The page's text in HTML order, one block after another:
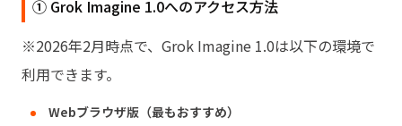
① Grok Imagine 1.0へのアクセス方法
※2026年2月時点で、Grok Imagine 1.0は以下の環境で
利用できます。
Webブラウザ版（最もおすすめ）